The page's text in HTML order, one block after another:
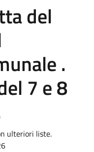
del
.
7 e 8
ulteriori liste.